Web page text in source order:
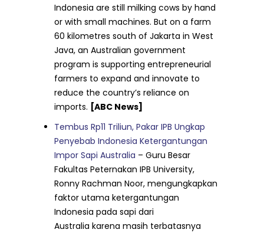
Indonesia are still milking cows by hand
or with small machines. But on a farm
60 kilometres south of Jakarta in West
Java, an Australian government
program is supporting entrepreneurial
farmers to expand and innovate to
reduce the country’s reliance on
imports. [ABC News]
Tembus Rp11 Triliun, Pakar IPB Ungkap
Penyebab Indonesia Ketergantungan
Impor Sapi Australia – Guru Besar
Fakultas Peternakan IPB University,
Ronny Rachman Noor, mengungkapkan
faktor utama ketergantungan
Indonesia pada sapi dari
Australia karena masih terbatasnya